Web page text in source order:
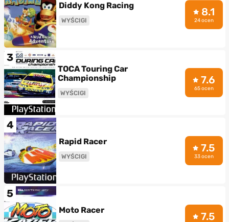
Diddy Kong Racing
WYŚCIGI
8.1
24 ocen
3
TOCA Touring Car
Championship
WYŚCIGI
7.6
65 ocen
4
Rapid Racer
WYŚCIGI
7.5
33 ocen
5
Moto Racer 7.5